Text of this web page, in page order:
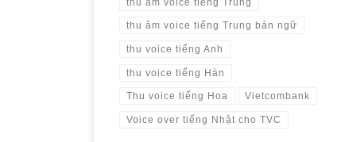
thu âm voice tiếng Trung bản ngữ
thu voice tiếng Anh
thu voice tiếng Hàn
Thu voice tiếng Hoa Vietcombank
Voice over tiếng Nhật cho TVC